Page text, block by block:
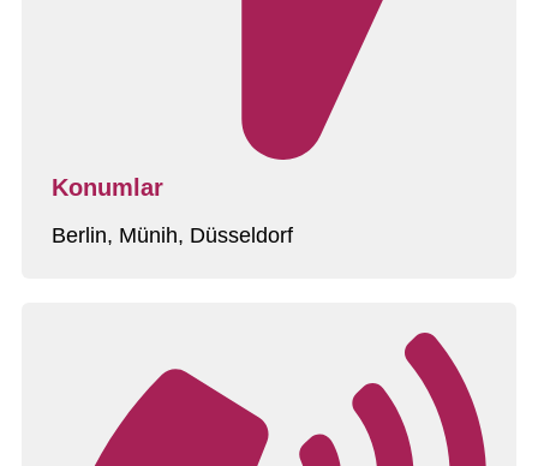
Konumlar
Berlin, Münih, Düsseldorf